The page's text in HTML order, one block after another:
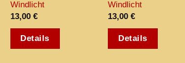
Windlicht
13,00 €
Details
Windlicht
13,00€
Details